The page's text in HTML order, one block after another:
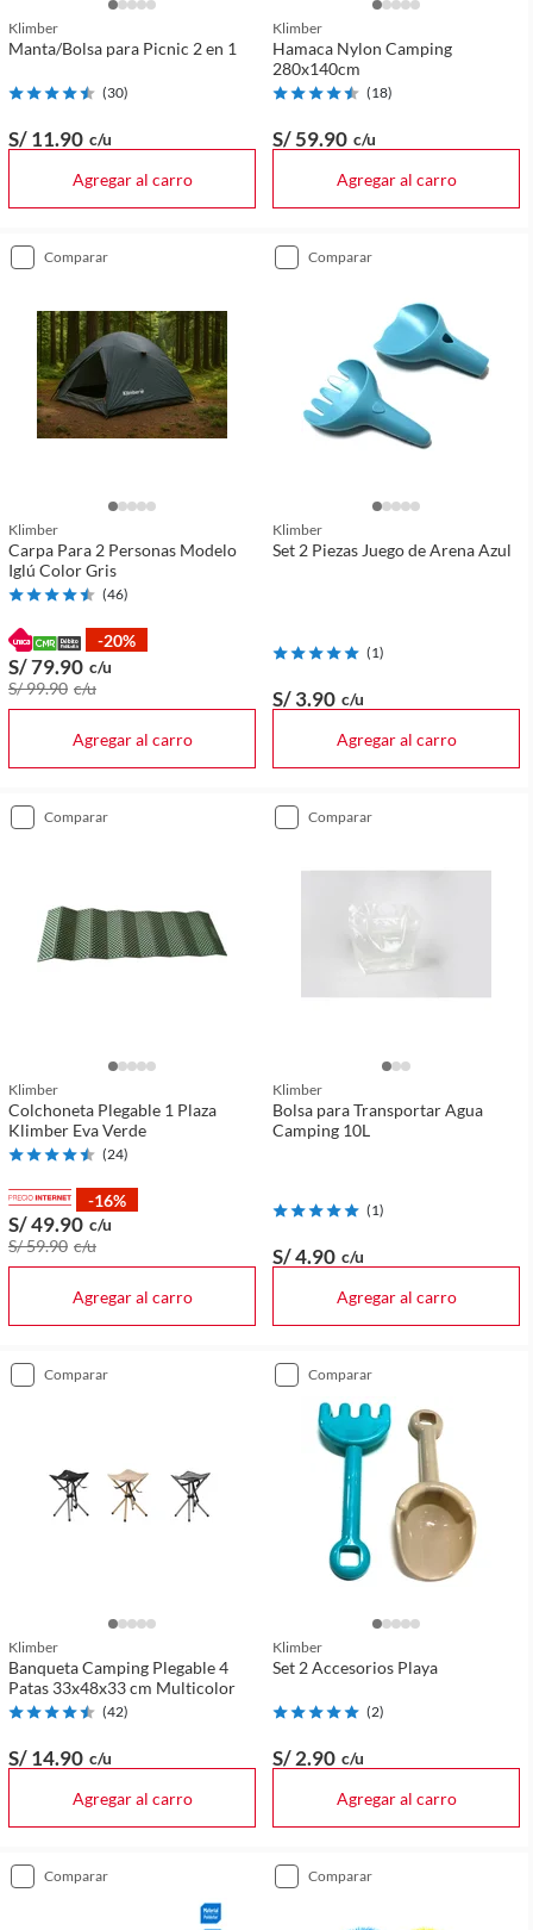
Klimber
Manta/Bolsa para Picnic 2 en 1
(30)
S/ 11.90 c/u
Agregar al carro
Klimber
Hamaca Nylon Camping
280x140cm
(18)
S/ 59.90 c/u
Agregar al carro
comparar
Klimber
Carpa Para 2 Personas Modelo
Iglú Color Gris
(46)
-20%
S/ 79.90 c/u
S/ 99.90 c/u
Agregar al carro
comparar
Klimber
Set 2 Piezas Juego de Arena Azul
(1)
S/ 3.90 c/u
Agregar al carro
comparar
Klimber
Colchoneta Plegable 1 Plaza
Klimber Eva Verde
(24)
-16%
S/ 49.90 c/u
S/ 59.90 c/u
Agregar al carro
comparar
Klimber
Bolsa para Transportar Agua
Camping 10L
(1)
S/ 4.90 c/u
Agregar al carro
comparar
Klimber
Banqueta Camping Plegable 4
Patas 33x48x33 cm Multicolor
(42)
S/ 14.90 c/u
Agregar al carro
comparar
Klimber
Set 2 Accesorios Playa
(2)
S/ 2.90 c/u
Agregar al carro
comparar comparar